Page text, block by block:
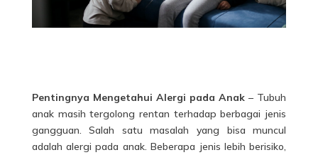
Pentingnya Mengetahui Alergi pada Anak– Tubuh
anak masih tergolong rentan terhadap berbagai jenis
gangguan. Salah satu masalah yang bisa muncul
adalah alergi pada anak. Beberapa jenis lebih berisiko,